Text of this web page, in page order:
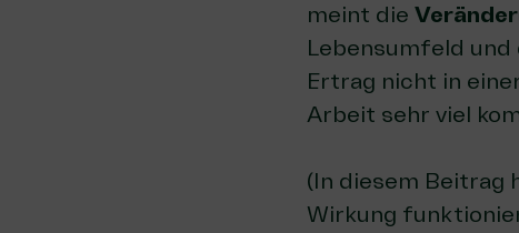
meint die
Lebensumfeld
Ertrag nicht in
Arbeit sehr viel
(In diesem Beitrag
Wirkung